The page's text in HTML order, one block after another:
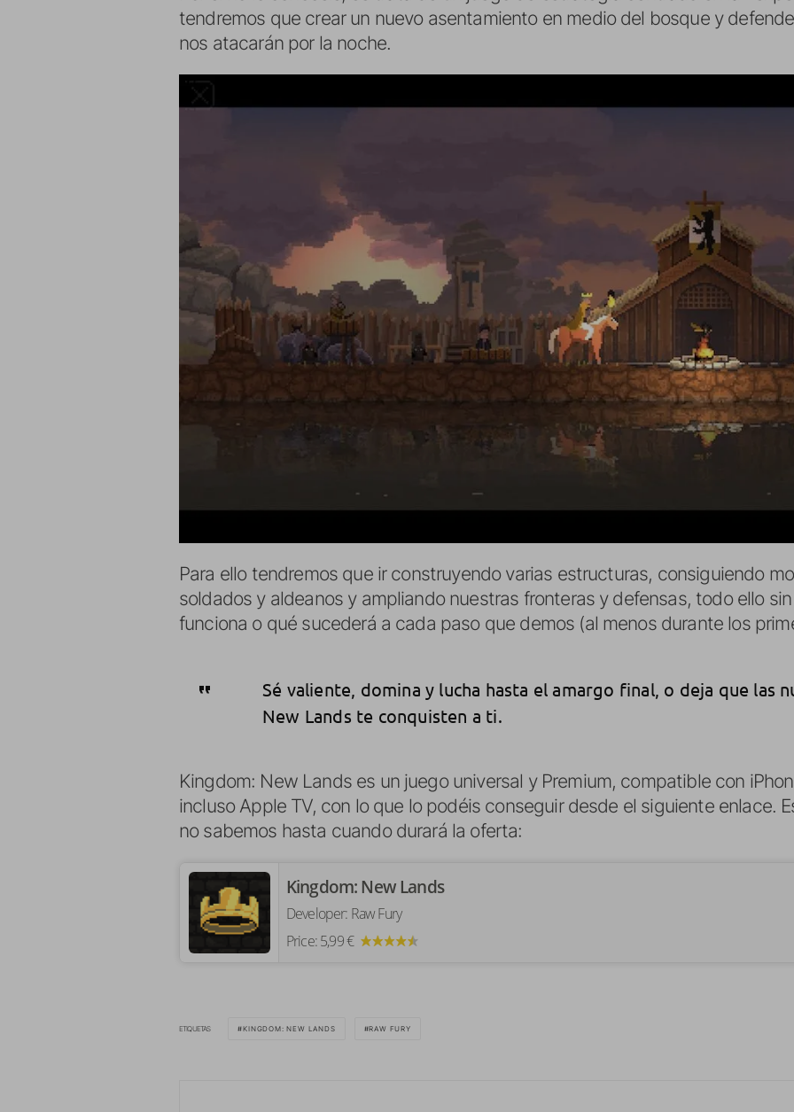
tendremos que crear un nuevo asentamiento en medio del bosque y
nos atacarán por la noche.
Para ello tendremos que ir construyendo varias estructuras, consiguiendo
soldados y aldeanos y ampliando nuestras fronteras y defensas, todo ello
funciona o qué sucederá a cada paso que demos (al menos durante los
Sé valiente, domina y lucha hasta el amargo final, o deja que las
New Lands te conquisten a ti.
Kingdom: New Lands es un juego universal y Premium, compatible con
incluso Apple TV, con lo que lo podéis conseguir desde el siguiente enlace.
no sabemos hasta cuando durará la oferta:
‎Kingdom: New Lands
Developer: Raw Fury
Price:5,99 €
ETIQUETAS KINGDOM: NEW LANDS RAW FURY